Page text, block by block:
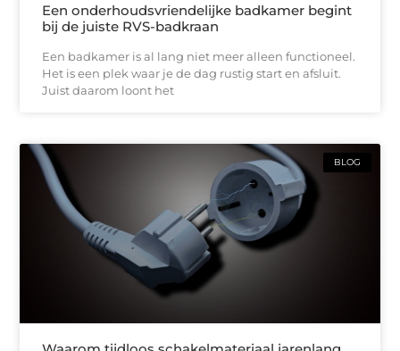
Een onderhoudsvriendelijke badkamer begint
bij de juiste RVS-badkraan
Een badkamer is al lang niet meer alleen functioneel.
Het is een plek waar je de dag rustig start en afsluit.
Juist daarom loont het
BLOG